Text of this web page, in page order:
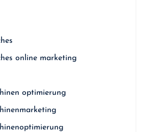
online marketing
optimierung